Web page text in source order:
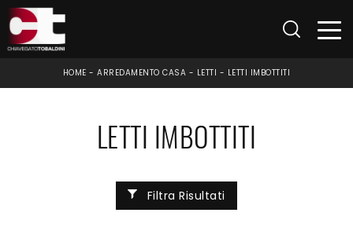
HOME -ARREDAMENTO CASA - LETTI - LETTI IMBOTTITI
LETTI IMBOTTITI
Filtra Risultati